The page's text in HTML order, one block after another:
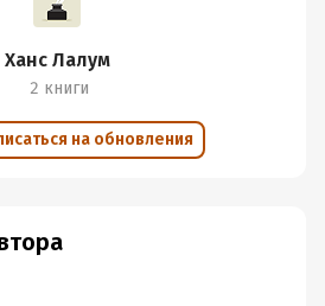
Ханс Лалум
2 книги
на обновления